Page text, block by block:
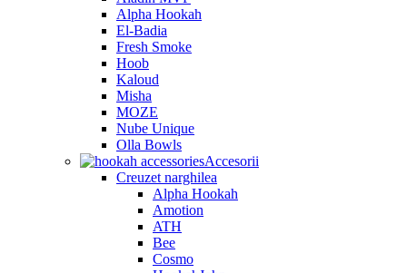
Alpha Hookah
El-Badia
Fresh Smoke
Hoob
Kaloud
Misha
MOZE
Nube Unique
Olla Bowls
Accesorii
Creuzet narghilea
Alpha Hookah
Amotion
ATH
Bee
Cosmo